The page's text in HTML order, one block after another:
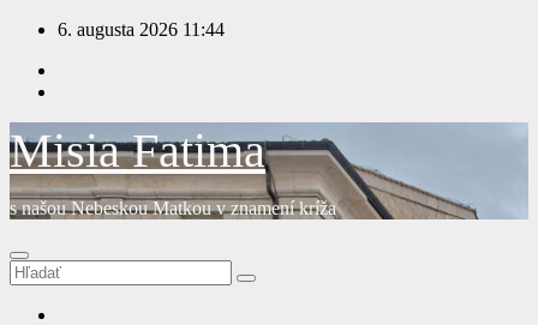
Prejsť
obsah
6. augusta 2026 11:44
Misia Fatima
s našou Nebeskou Matkou v znamení kríža